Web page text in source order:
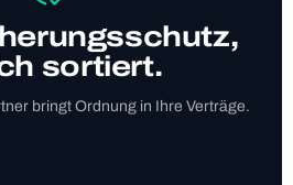
sor­tiert.
bringt Ord­nung in Ihre Ver­träge.